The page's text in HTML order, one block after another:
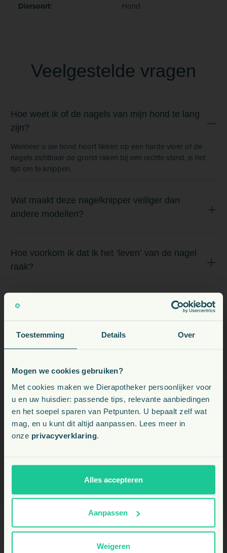
Toestemming Details Over
Mogen we cookies gebruiken?
Met cookies maken we Dierapotheker persoonlijker voor
u en uw huisdier: passende tips, relevante aanbiedingen
en het soepel sparen van Petpunten. U bepaalt zelf wat
mag, en u kunt dit altijd aanpassen. Lees meer in
onze privacyverklaring
Alles accepteren
Aanpassen
Weigeren
Diersoort: Hond
Veelgestelde vragen
Hoe weet ik of de nagels van mijn hond te lang
zijn?
Wanneer u uw hond hoort tikken op een harde vloer of de
nagels zichtbaar de grond raken bij een rechte stand, is het
tijd om te knippen.
Wat maakt deze nagelknipper veiliger dan
andere modellen?
Hoe voorkom ik dat ik het ‘leven’ van de nagel
raak?
Hoe onderhoud ik de nageltrimmer het beste?
Kies uw land:
NL